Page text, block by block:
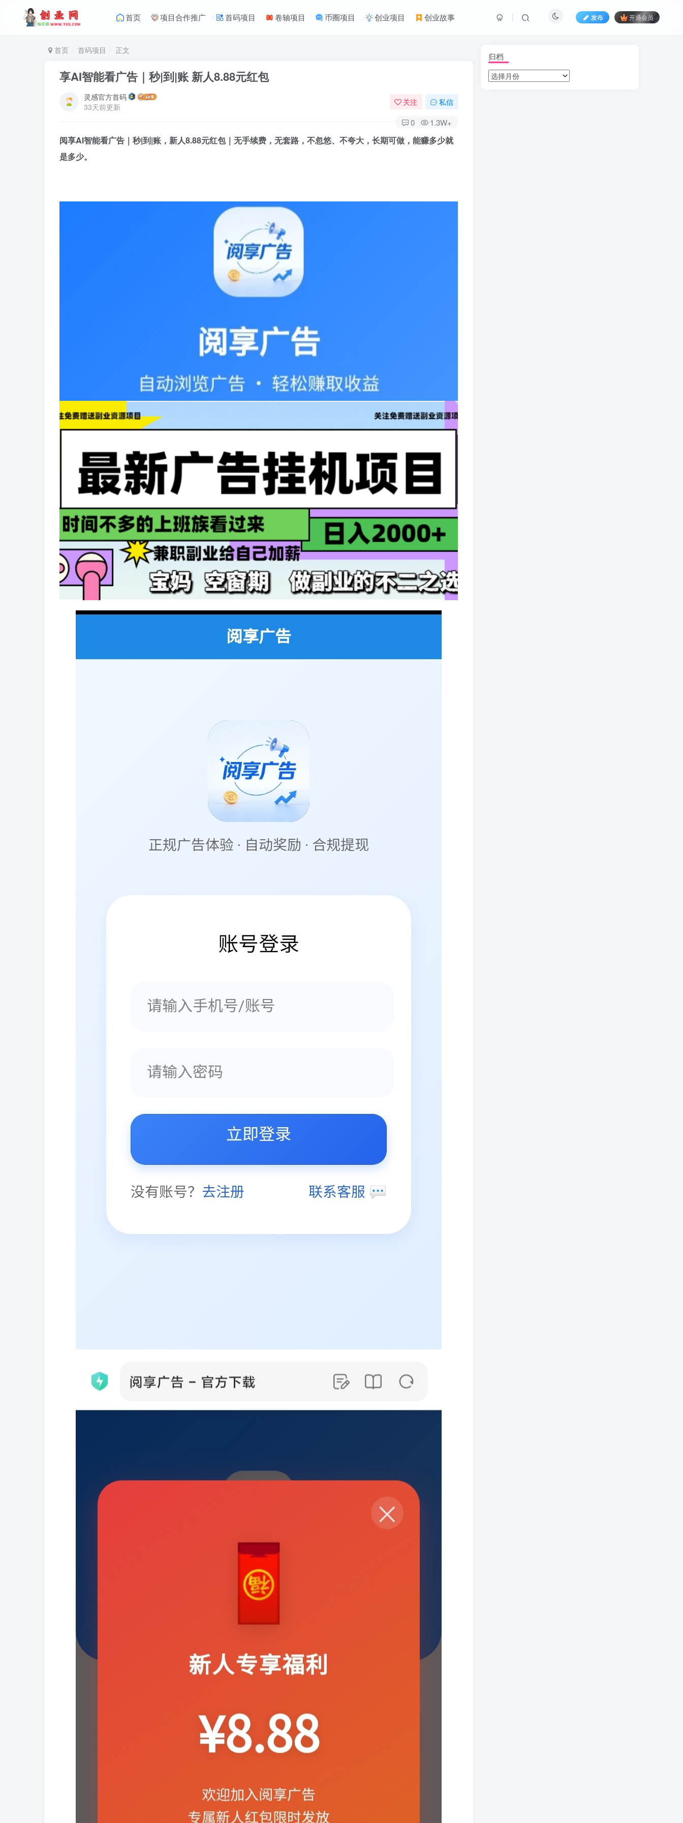
首页 项目合作推广 首码项目 卷轴项目 币圈项目 创业项目 创业故事 发布 开通会员
首页 首码项目 正文
享AI智能看广告｜秒|到|账 新人8.88元红包
灵感官方首码
33天前更新
关注 私信
0 1.3W+
阅享AI智能看广告｜秒|到|账，新人8.88元红包｜无手续费，无套路，不忽悠、不夸大，长期可做，能赚多少就
是多少。
归档